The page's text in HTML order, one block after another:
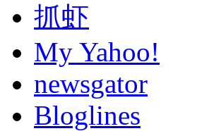
抓虾
My Yahoo!
newsgator
Bloglines